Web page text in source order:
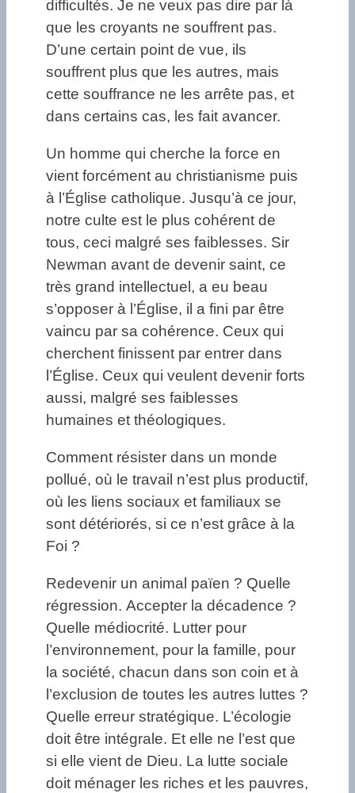
difficultés. Je ne veux pas dire par là
que les croyants ne souffrent pas.
D’une certain point de vue, ils
souffrent plus que les autres, mais
cette souffrance ne les arrête pas, et
dans certains cas, les fait avancer.
Un homme qui cherche la force en
vient forcément au christianisme puis
à l’Église catholique. Jusqu’à ce jour,
notre culte est le plus cohérent de
tous, ceci malgré ses faiblesses. Sir
Newman avant de devenir saint, ce
très grand intellectuel, a eu beau
s’opposer à l’Église, il a fini par être
vaincu par sa cohérence. Ceux qui
cherchent finissent par entrer dans
l’Église. Ceux qui veulent devenir forts
aussi, malgré ses faiblesses
humaines et théologiques.
Comment résister dans un monde
pollué, où le travail n’est plus productif,
où les liens sociaux et familiaux se
sont détériorés, si ce n’est grâce à la
Foi ?
Redevenir un animal païen ? Quelle
régression. Accepter la décadence ?
Quelle médiocrité. Lutter pour
l’environnement, pour la famille, pour
la société, chacun dans son coin et à
l’exclusion de toutes les autres luttes ?
Quelle erreur stratégique. L’écologie
doit être intégrale. Et elle ne l’est que
si elle vient de Dieu. La lutte sociale
doit ménager les riches et les pauvres,